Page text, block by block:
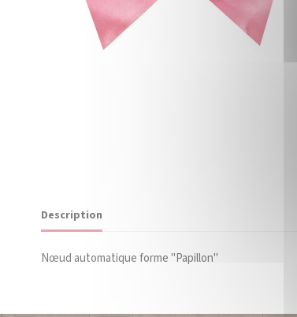
Description
Nœud automatique forme "Papillon"